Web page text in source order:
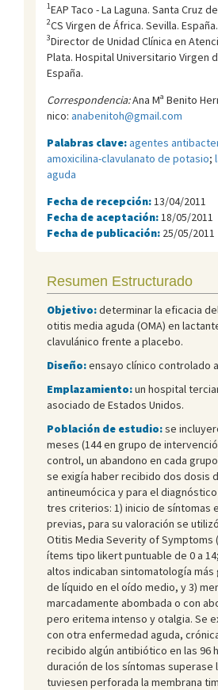
1EAP Taco - La Laguna. Santa Cruz
2CS Virgen de África. Sevilla. España.
3Director de Unidad Clínica en
Plata. Hospital Universitario Virgen
España.
Correspondencia:Ana Mª Benito
nico: anabenitoh@gmail.com
Palabras clave:agentes
amoxicilina-clavulanato de potasio;
aguda
Fecha de recepción: 13/04/2011
Fecha de aceptación: 18/05/2011
Fecha de publicación: 25/05/2011
Resumen Estructurado
Objetivo:determinar la eficacia
otitis media aguda (OMA) en
clavulánico frente a placebo.
Diseño:ensayo clínico controlado
Emplazamiento:un hospital
asociado de Estados Unidos.
Población de estudio:se
meses (144 en grupo de
control, un abandono en cada
se exigía haber recibido dos dosis
antineumócica y para el
tres criterios: 1) inicio de síntomas
previas, para su valoración se
Otitis Media Severity of Symptoms
ítems tipo likert puntuable de 0 a
altos indicaban sintomatología más
de líquido en el oído medio, y 3)
marcadamente abombada o con
pero eritema intenso y otalgia. Se
con otra enfermedad aguda,
recibido algún antibiótico en las 96
duración de los síntomas superase
tuviesen perforada la membrana